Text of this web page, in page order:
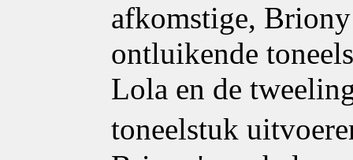
afkomstige,
ontluikende
Lola en de
toneelstuk